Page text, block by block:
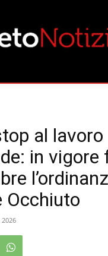
al lavoro
in vigore
Occhiuto